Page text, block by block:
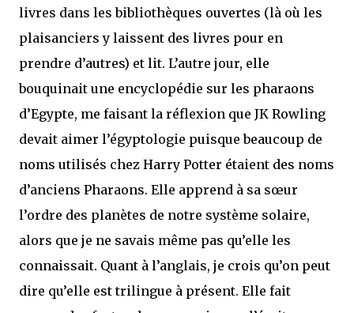
livres dans les bibliothèques ouvertes (là où les
plaisanciers y laissent des livres pour en
prendre d’autres) et lit. L’autre jour, elle
bouquinait une encyclopédie sur les pharaons
d’Egypte, me faisant la réflexion que JK Rowling
devait aimer l’égyptologie puisque beaucoup de
noms utilisés chez Harry Potter étaient des noms
d’anciens Pharaons. Elle apprend à sa sœur
l’ordre des planètes de notre système solaire,
alors que je ne savais même pas qu’elle les
connaissait. Quant à l’anglais, je crois qu’on peut
dire qu’elle est trilingue à présent. Elle fait